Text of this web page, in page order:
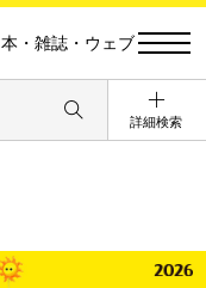
本・雑誌・ウェブ
詳細検索